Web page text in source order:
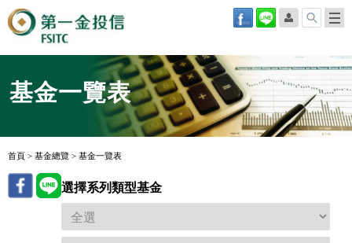
基金一覽表
首頁 > 基金總覽 > 基金一覽表
選擇系列類型基金